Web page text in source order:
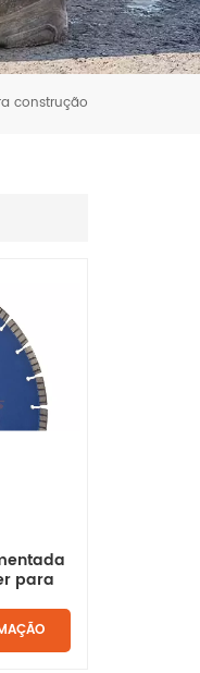
construção
para